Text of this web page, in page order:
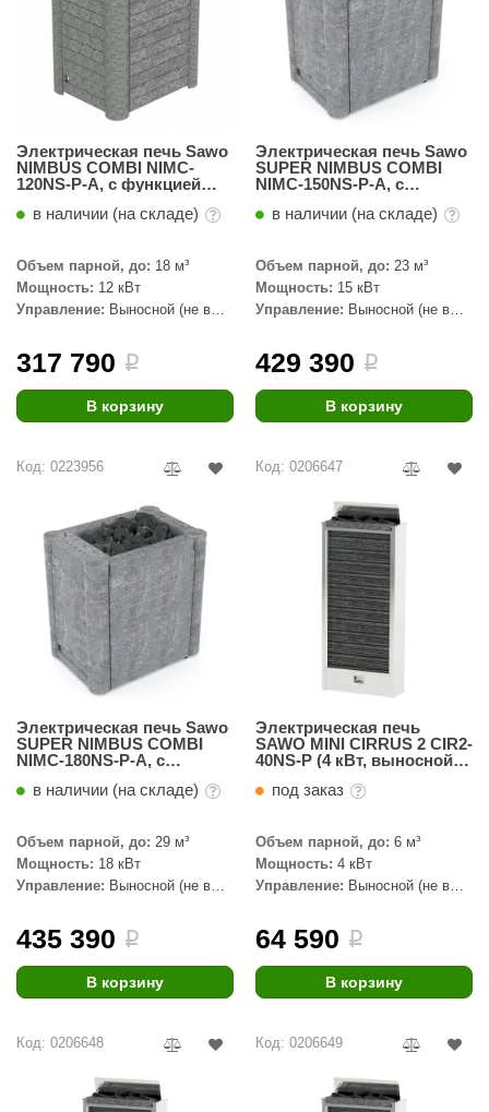
тепла
камень
ecology
Design
2000
Электрическая печь Sawo
NIMBUS COMBI NIMC-
120NS-P-A, с функцией
в наличии (на складе)
Объем парной, до: 18 м³
Мощность: 12 кВт
Управление: Выносной (не в
317 790 i
В корзину
Электрическая печь Sawo
SUPER NIMBUS COMBI
NIMC-150NS-P-A, с
талькохлорит
в наличии (на складе)
Объем парной, до: 23 м³
Мощность: 15 кВт
Управление: Выносной (не в
429 390 i
В корзину
Код: 0223956
Электрическая печь Sawo
SUPER NIMBUS COMBI
NIMC-180NS-P-A, с
талькохлорит
в наличии (на складе)
Объем парной, до: 29 м³
Мощность: 18 кВт
Управление: Выносной (не в
435 390 i
В корзину
Код: 0206647
Электрическая печь
SAWO MINI CIRRUS 2 CIR2-
40NS-P (4 кВт, выносной
под заказ
Объем парной, до: 6 м³
Мощность: 4 кВт
Управление: Выносной (не в
64 590 i
В корзину
Код: 0206648 Код: 0206649